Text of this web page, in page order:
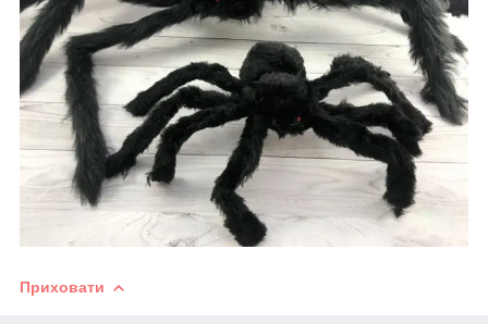
Приховати